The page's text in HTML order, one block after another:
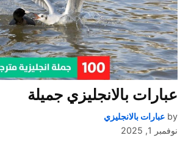
عبارات بالانجليزي جميلة
by عبارات بالانجليزي
نوفمبر 1, 2025